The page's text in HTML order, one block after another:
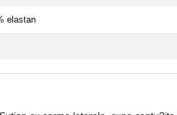
elastan